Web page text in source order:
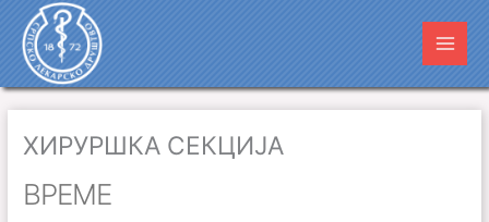
Пређи
садржај
Main
ХИРУРШКА СЕКЦИЈА
ВРЕМЕ